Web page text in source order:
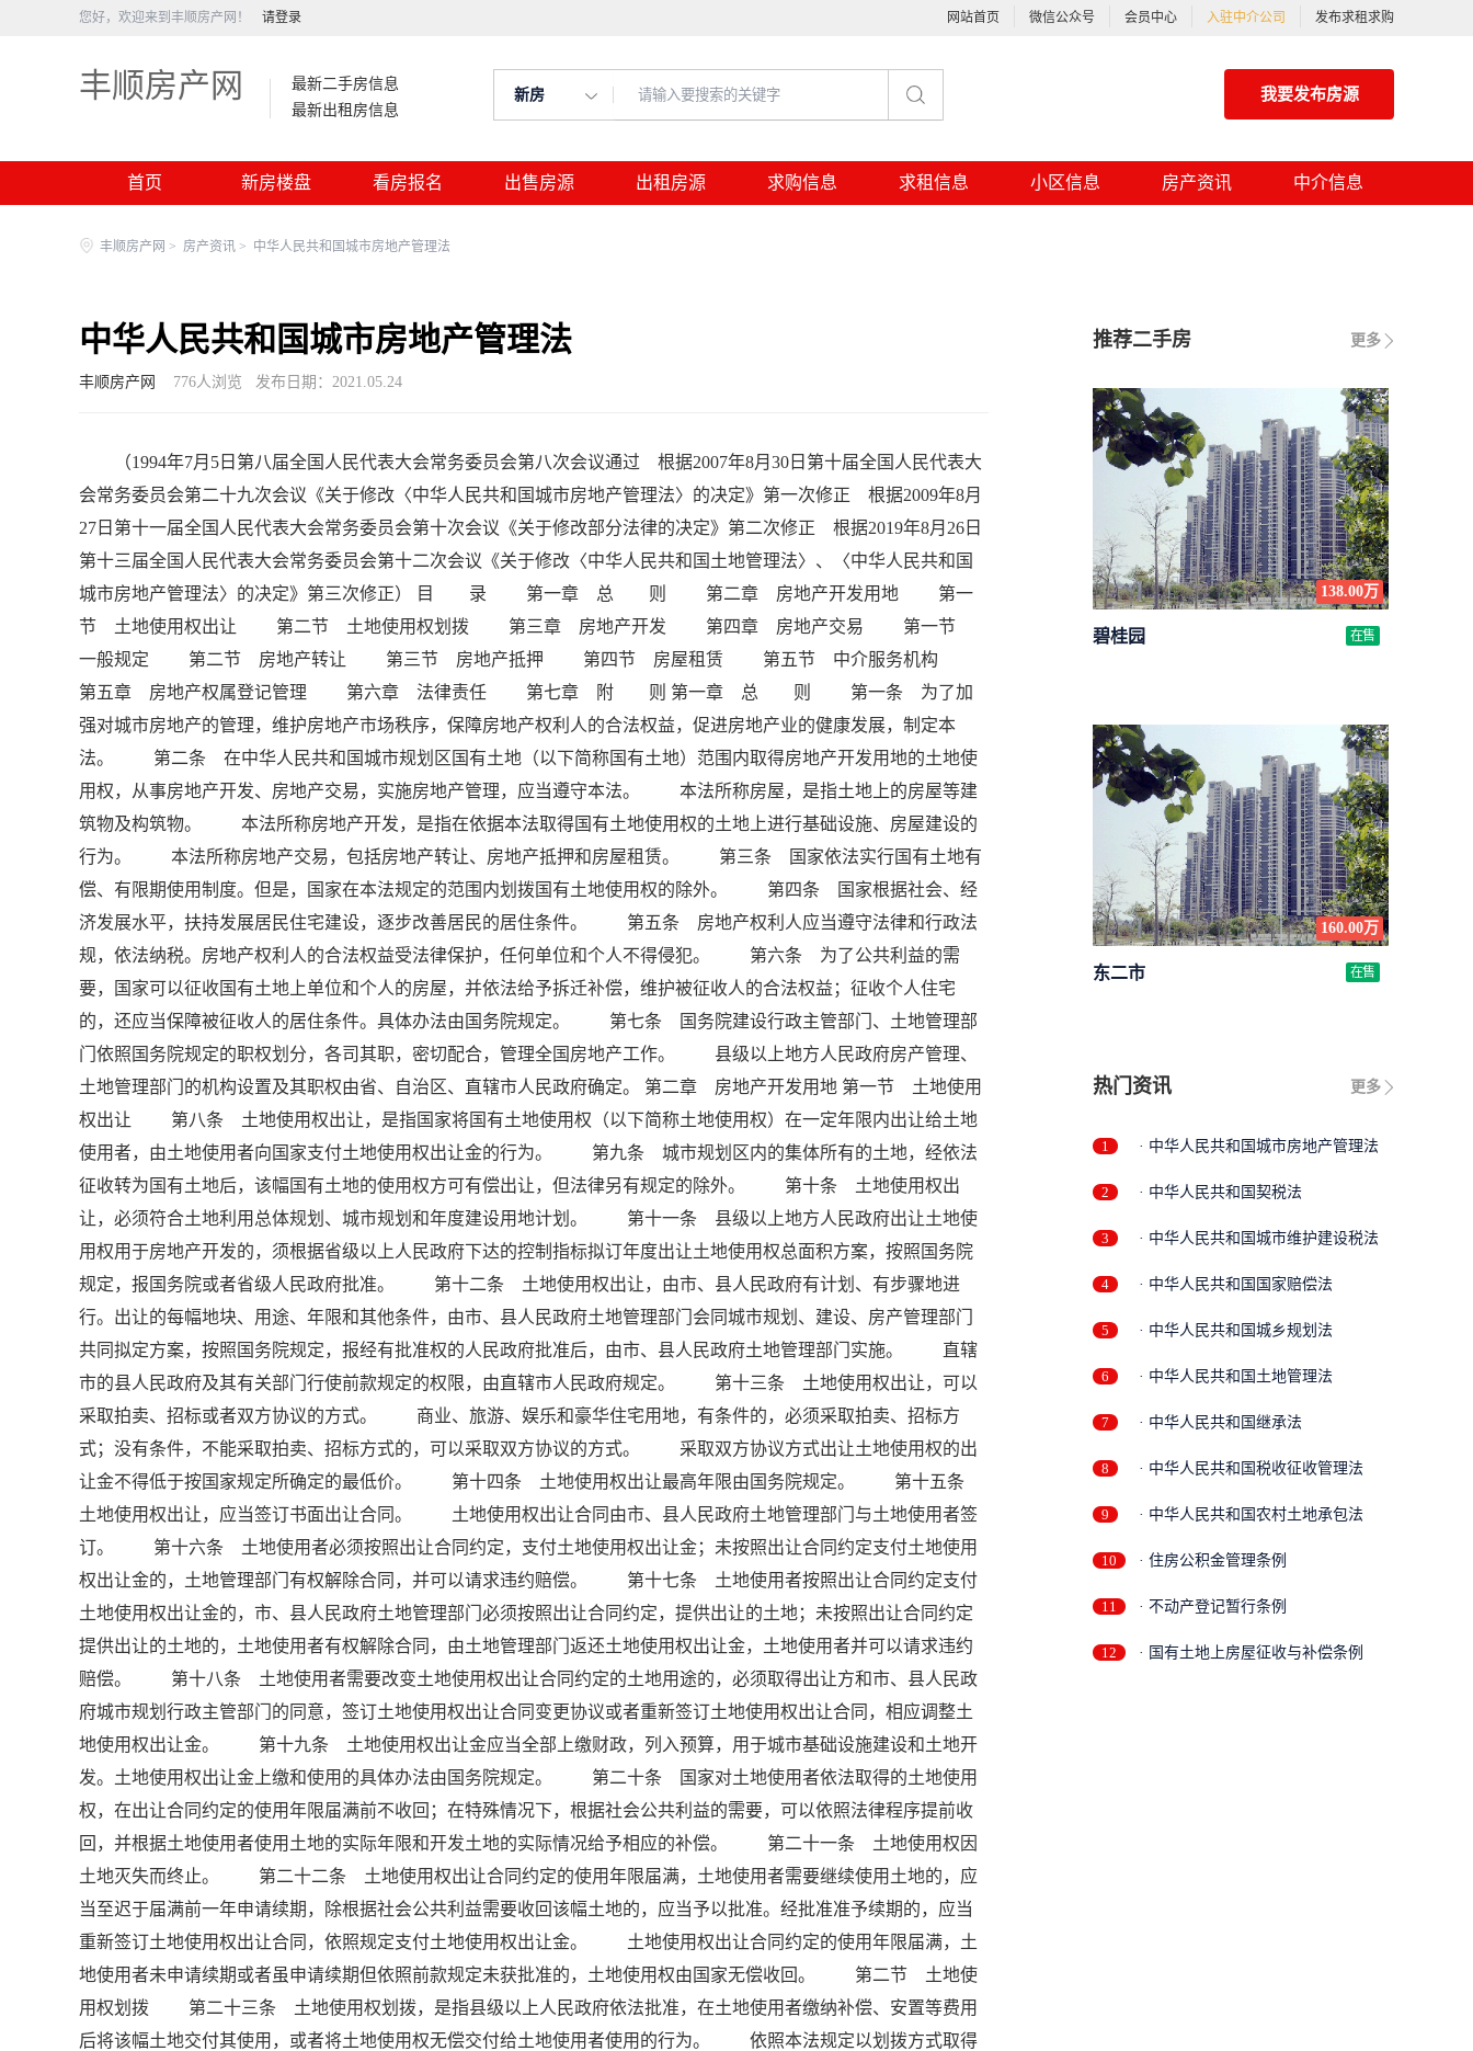
您好，欢迎来到丰顺房产网！ 请登录 网站首页 微信公众号 会员中心 入驻中介公司 发布求租求购
丰顺房产网
最新二手房信息
最新出租房信息
新房 我要发布房源
首页 新房楼盘 看房报名 出售房源 出租房源 求购信息 求租信息 小区信息 房产资讯 中介信息
丰顺房产网 > 房产资讯 > 中华人民共和国城市房地产管理法
中华人民共和国城市房地产管理法
丰顺房产网 776人浏览 发布日期：2021.05.24
（1994年7月5日第八届全国人民代表大会常务委员会第八次会议通过 根据2007年8月30日第十届全国人民代表大
会常务委员会第二十九次会议《关于修改〈中华人民共和国城市房地产管理法〉的决定》第一次修正 根据2009年8月
27日第十一届全国人民代表大会常务委员会第十次会议《关于修改部分法律的决定》第二次修正 根据2019年8月26日
第十三届全国人民代表大会常务委员会第十二次会议《关于修改〈中华人民共和国土地管理法〉、〈中华人民共和国
城市房地产管理法〉的决定》第三次修正） 目 录 第一章 总 则 第二章 房地产开发用地 第一
节 土地使用权出让 第二节 土地使用权划拨 第三章 房地产开发 第四章 房地产交易 第一节
一般规定 第二节 房地产转让 第三节 房地产抵押 第四节 房屋租赁 第五节 中介服务机构
第五章 房地产权属登记管理 第六章 法律责任 第七章 附 则 第一章 总 则 第一条 为了加
强对城市房地产的管理，维护房地产市场秩序，保障房地产权利人的合法权益，促进房地产业的健康发展，制定本
法。 第二条 在中华人民共和国城市规划区国有土地（以下简称国有土地）范围内取得房地产开发用地的土地使
用权，从事房地产开发、房地产交易，实施房地产管理，应当遵守本法。 本法所称房屋，是指土地上的房屋等建
筑物及构筑物。 本法所称房地产开发，是指在依据本法取得国有土地使用权的土地上进行基础设施、房屋建设的
行为。 本法所称房地产交易，包括房地产转让、房地产抵押和房屋租赁。 第三条 国家依法实行国有土地有
偿、有限期使用制度。但是，国家在本法规定的范围内划拨国有土地使用权的除外。 第四条 国家根据社会、经
济发展水平，扶持发展居民住宅建设，逐步改善居民的居住条件。 第五条 房地产权利人应当遵守法律和行政法
规，依法纳税。房地产权利人的合法权益受法律保护，任何单位和个人不得侵犯。 第六条 为了公共利益的需
要，国家可以征收国有土地上单位和个人的房屋，并依法给予拆迁补偿，维护被征收人的合法权益；征收个人住宅
的，还应当保障被征收人的居住条件。具体办法由国务院规定。 第七条 国务院建设行政主管部门、土地管理部
门依照国务院规定的职权划分，各司其职，密切配合，管理全国房地产工作。 县级以上地方人民政府房产管理、
土地管理部门的机构设置及其职权由省、自治区、直辖市人民政府确定。 第二章 房地产开发用地 第一节 土地使用
权出让 第八条 土地使用权出让，是指国家将国有土地使用权（以下简称土地使用权）在一定年限内出让给土地
使用者，由土地使用者向国家支付土地使用权出让金的行为。 第九条 城市规划区内的集体所有的土地，经依法
征收转为国有土地后，该幅国有土地的使用权方可有偿出让，但法律另有规定的除外。 第十条 土地使用权出
让，必须符合土地利用总体规划、城市规划和年度建设用地计划。 第十一条 县级以上地方人民政府出让土地使
用权用于房地产开发的，须根据省级以上人民政府下达的控制指标拟订年度出让土地使用权总面积方案，按照国务院
规定，报国务院或者省级人民政府批准。 第十二条 土地使用权出让，由市、县人民政府有计划、有步骤地进
行。出让的每幅地块、用途、年限和其他条件，由市、县人民政府土地管理部门会同城市规划、建设、房产管理部门
共同拟定方案，按照国务院规定，报经有批准权的人民政府批准后，由市、县人民政府土地管理部门实施。 直辖
市的县人民政府及其有关部门行使前款规定的权限，由直辖市人民政府规定。 第十三条 土地使用权出让，可以
采取拍卖、招标或者双方协议的方式。 商业、旅游、娱乐和豪华住宅用地，有条件的，必须采取拍卖、招标方
式；没有条件，不能采取拍卖、招标方式的，可以采取双方协议的方式。 采取双方协议方式出让土地使用权的出
让金不得低于按国家规定所确定的最低价。 第十四条 土地使用权出让最高年限由国务院规定。 第十五条
土地使用权出让，应当签订书面出让合同。 土地使用权出让合同由市、县人民政府土地管理部门与土地使用者签
订。 第十六条 土地使用者必须按照出让合同约定，支付土地使用权出让金；未按照出让合同约定支付土地使用
权出让金的，土地管理部门有权解除合同，并可以请求违约赔偿。 第十七条 土地使用者按照出让合同约定支付
土地使用权出让金的，市、县人民政府土地管理部门必须按照出让合同约定，提供出让的土地；未按照出让合同约定
提供出让的土地的，土地使用者有权解除合同，由土地管理部门返还土地使用权出让金，土地使用者并可以请求违约
赔偿。 第十八条 土地使用者需要改变土地使用权出让合同约定的土地用途的，必须取得出让方和市、县人民政
府城市规划行政主管部门的同意，签订土地使用权出让合同变更协议或者重新签订土地使用权出让合同，相应调整土
地使用权出让金。 第十九条 土地使用权出让金应当全部上缴财政，列入预算，用于城市基础设施建设和土地开
发。土地使用权出让金上缴和使用的具体办法由国务院规定。 第二十条 国家对土地使用者依法取得的土地使用
权，在出让合同约定的使用年限届满前不收回；在特殊情况下，根据社会公共利益的需要，可以依照法律程序提前收
回，并根据土地使用者使用土地的实际年限和开发土地的实际情况给予相应的补偿。 第二十一条 土地使用权因
土地灭失而终止。 第二十二条 土地使用权出让合同约定的使用年限届满，土地使用者需要继续使用土地的，应
当至迟于届满前一年申请续期，除根据社会公共利益需要收回该幅土地的，应当予以批准。经批准准予续期的，应当
重新签订土地使用权出让合同，依照规定支付土地使用权出让金。 土地使用权出让合同约定的使用年限届满，土
地使用者未申请续期或者虽申请续期但依照前款规定未获批准的，土地使用权由国家无偿收回。 第二节 土地使
用权划拨 第二十三条 土地使用权划拨，是指县级以上人民政府依法批准，在土地使用者缴纳补偿、安置等费用
后将该幅土地交付其使用，或者将土地使用权无偿交付给土地使用者使用的行为。 依照本法规定以划拨方式取得
更多
推荐二手房
138.00万
碧桂园 在售
160.00万
东二市 在售
更多
热门资讯
1 · 中华人民共和国城市房地产管理法
2 · 中华人民共和国契税法
3 · 中华人民共和国城市维护建设税法
4 · 中华人民共和国国家赔偿法
5 · 中华人民共和国城乡规划法
6 · 中华人民共和国土地管理法
7 · 中华人民共和国继承法
8 · 中华人民共和国税收征收管理法
9 · 中华人民共和国农村土地承包法
10 · 住房公积金管理条例
11 · 不动产登记暂行条例
12 · 国有土地上房屋征收与补偿条例